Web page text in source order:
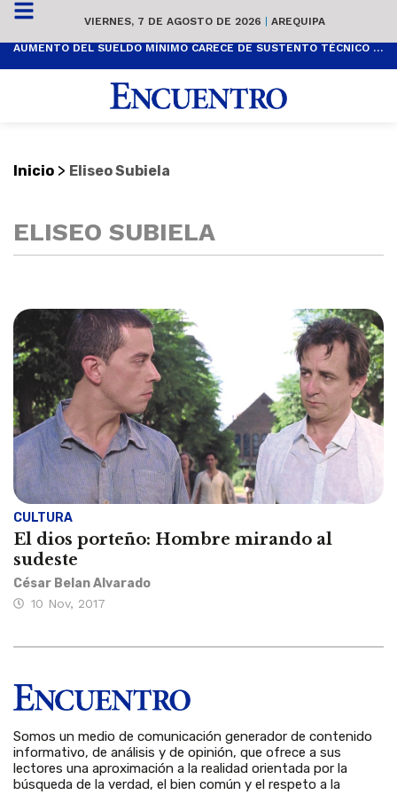
VIERNES, 7 DE AGOSTO DE 2026 | AREQUIPA
AUMENTO DEL SUELDO MÍNIMO CARECE DE SUSTENTO TÉCNICO Y ES POPULISTA
Inicio > Eliseo Subiela
ELISEO SUBIELA
CULTURA
El dios porteño: Hombre mirando al
sudeste
César Belan Alvarado
10 Nov, 2017
Somos un medio de comunicación generador de contenido
informativo, de análisis y de opinión, que ofrece a sus
lectores una aproximación a la realidad orientada por la
búsqueda de la verdad, el bien común y el respeto a la